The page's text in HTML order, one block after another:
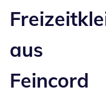
aus
Feincord